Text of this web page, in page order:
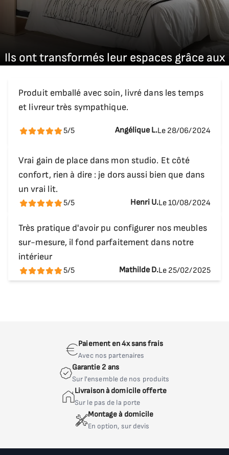
idées d'aménagement en réalité en collaborant
avec notre équipe dédiée à la création de
meubles sur mesure, exclusivement pour vous.
Demandez votre devis !
par un professionnel, prix variable selon la
Ils ont transformés leur espaces grâce aux
Produit emballé avec soin, livré dans les temps
et livreur très sympathique.
5/5 Angélique L.Le 28/06/2024
Vrai gain de place dans mon studio. Et côté
confort, rien à dire : je dors aussi bien que dans
un vrai lit.
5/5 Henri U.Le 10/08/2024
Très pratique d'avoir pu configurer nos meubles
sur-mesure, il fond parfaitement dans notre
intérieur
5/5 Mathilde D.Le 25/02/2025
Paiement en 4x sans frais
Avec nos partenaires
Garantie 2 ans
Sur l'ensemble de nos produits
Livraison à domicile offerte
Sur le pas de la porte
Montage à domicile
En option, sur devis